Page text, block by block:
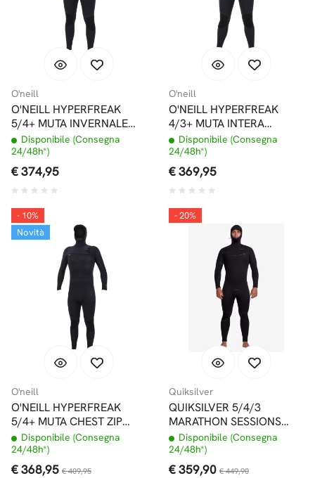
O'neill
O'NEILL HYPERFREAK
5/4+ MUTA INVERNALE
CHEST ZIP
Disponibile (Consegna
24/48h*)
€ 374,95
O'neill
O'NEILL HYPERFREAK
4/3+ MUTA INTERA
INVERNALE FRONT ZIP
DONNA
Disponibile (Consegna
24/48h*)
€ 369,95
- 10%
Novità
O'neill
O'NEILL HYPERFREAK
5/4+ MUTA CHEST ZIP
CON CAPPUCCIO
Disponibile (Consegna
24/48h*)
€ 368,95 € 409,95
- 20%
Quiksilver
QUIKSILVER 5/4/3
MARATHON SESSIONS
CHEST ZIP MUTA CON
CAPPUCCIO E PRIMALOFT
Disponibile (Consegna
24/48h*)
€ 359,90 € 449,90